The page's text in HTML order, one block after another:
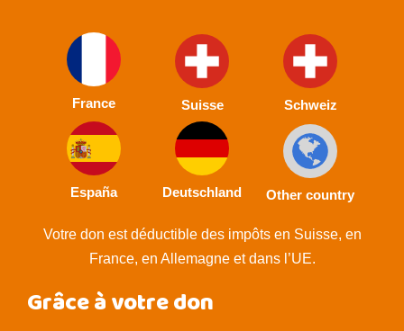
France Suisse Schweiz
España Deutschland Other country
Votre don est déductible des impôts en Suisse, en
France, en Allemagne et dans l’UE.
Grâce à votre don